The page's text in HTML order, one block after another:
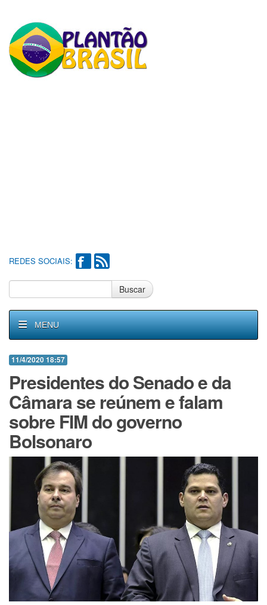
REDES SOCIAIS:
Buscar
MENU
11/4/2020 18:57
Presidentes do Senado e da
Câmara se reúnem e falam
sobre FIM do governo
Bolsonaro